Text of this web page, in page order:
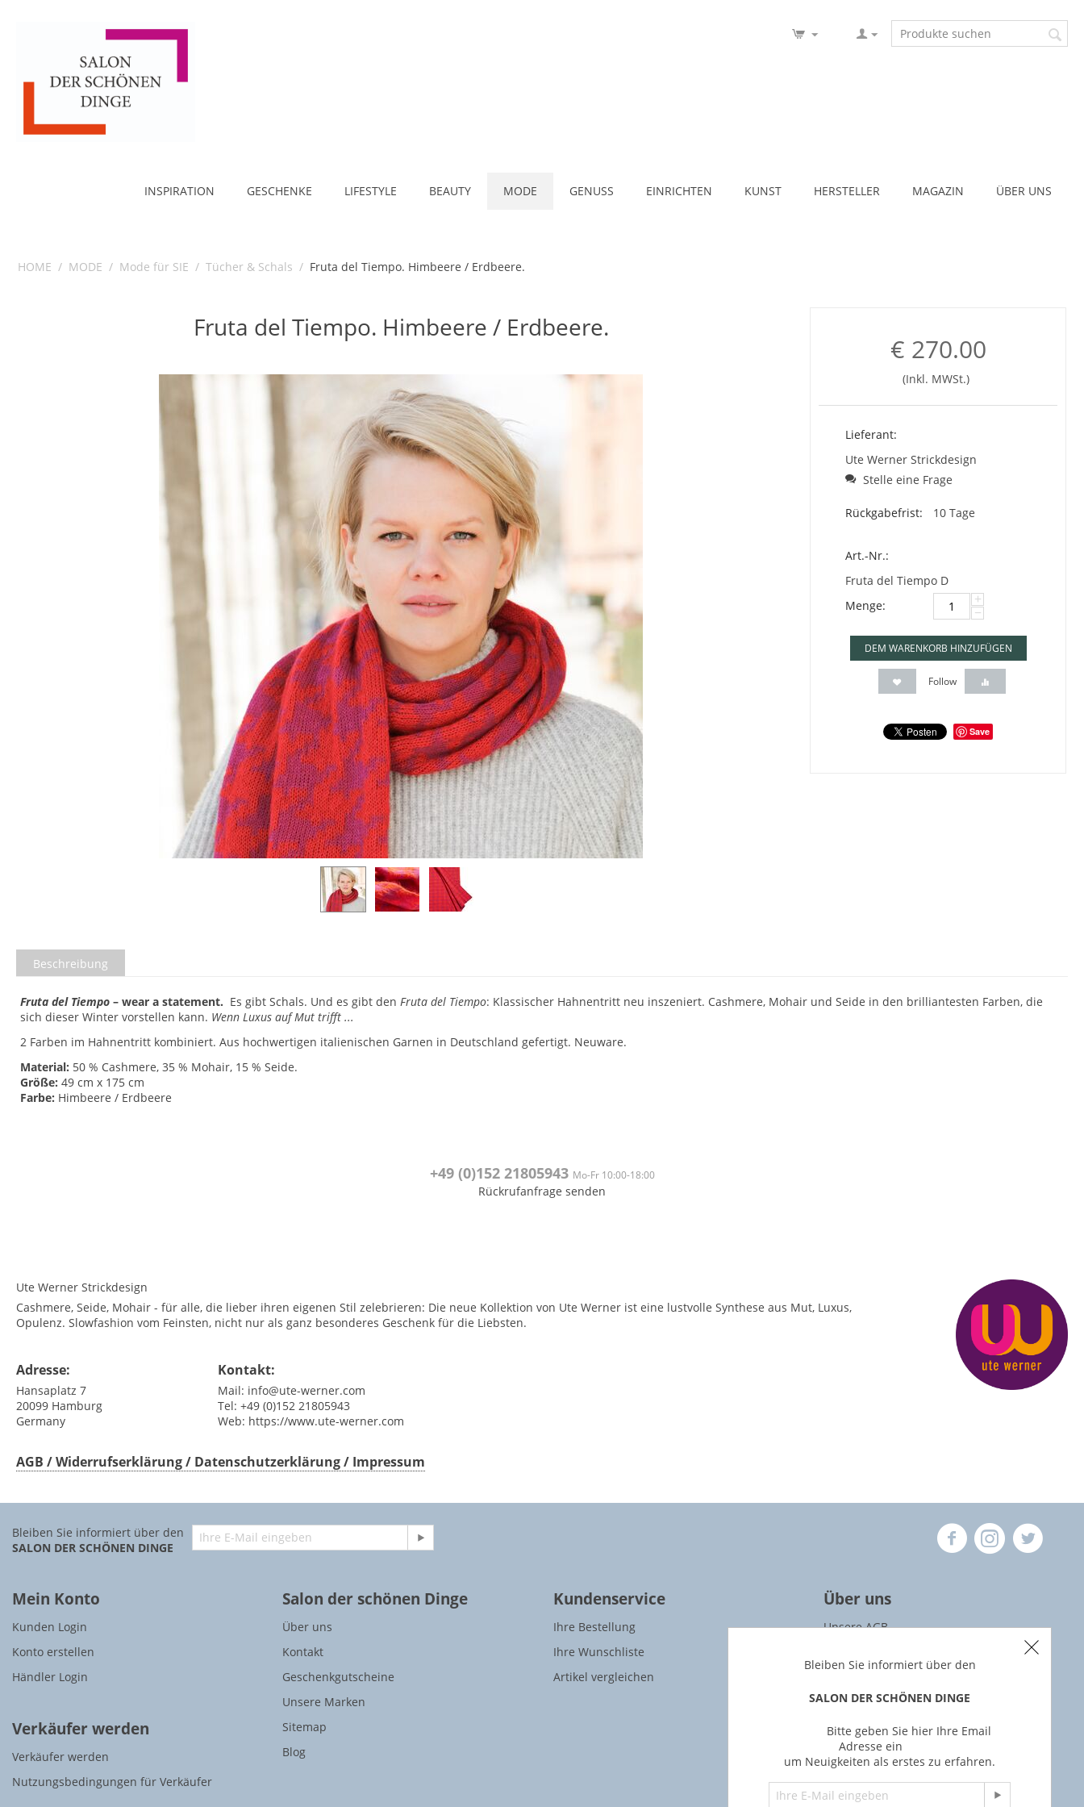
INSPIRATION GESCHENKE LIFESTYLE BEAUTY MODE GENUSS EINRICHTEN KUNST HERSTELLER MAGAZIN ÜBER UNS
HOME / MODE / Mode für SIE / Tücher & Schals / Fruta del Tiempo. Himbeere / Erdbeere.
Fruta del Tiempo. Himbeere / Erdbeere.
€ 270.00
(Inkl. MWSt.)
Lieferant:
Ute Werner Strickdesign
Stelle eine Frage
Rückgabefrist: 10 Tage
Art.-Nr.:
Fruta del Tiempo D
Menge:
+
−
DEM WARENKORB HINZUFÜGEN
Follow
Save
Beschreibung
Fruta del Tiempo – wear a statement. Es gibt Schals. Und es gibt den Fruta del Tiempo: Klassischer Hahnentritt neu inszeniert. Cashmere, Mohair und Seide in den brilliantesten Farben, die
sich dieser Winter vorstellen kann. Wenn Luxus auf Mut trifft ...
2 Farben im Hahnentritt kombiniert. Aus hochwertigen italienischen Garnen in Deutschland gefertigt. Neuware.
Material: 50 % Cashmere, 35 % Mohair, 15 % Seide.
Größe: 49 cm x 175 cm
Farbe: Himbeere / Erdbeere
+49 (0)152 21805943 Mo-Fr 10:00-18:00
Rückrufanfrage senden
Ute Werner Strickdesign
Cashmere, Seide, Mohair - für alle, die lieber ihren eigenen Stil zelebrieren: Die neue Kollektion von Ute Werner ist eine lustvolle Synthese aus Mut, Luxus,
Opulenz. Slowfashion vom Feinsten, nicht nur als ganz besonderes Geschenk für die Liebsten.
Adresse:
Hansaplatz 7
20099 Hamburg
Germany
Kontakt:
Mail: info@ute-werner.com
Tel: +49 (0)152 21805943
Web: https://www.ute-werner.com
AGB / Widerrufserklärung / Datenschutzerklärung / Impressum
Bleiben Sie informiert über den
SALON DER SCHÖNEN DINGE
Mein Konto
Kunden Login
Konto erstellen
Händler Login
Verkäufer werden
Verkäufer werden
Nutzungsbedingungen für Verkäufer
Salon der schönen Dinge
Über uns
Kontakt
Geschenkgutscheine
Unsere Marken
Sitemap
Blog
Kundenservice
Ihre Bestellung
Ihre Wunschliste
Artikel vergleichen
Über uns
Unsere AGB
Impressum
Bleiben Sie informiert über den
SALON DER SCHÖNEN DINGE
Bitte geben Sie hier Ihre Email
Adresse ein
um Neuigkeiten als erstes zu erfahren.